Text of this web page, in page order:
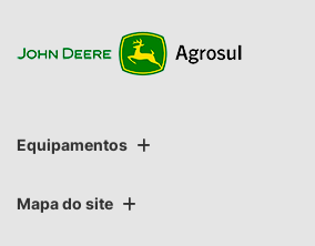
Equipamentos
Mapa do site